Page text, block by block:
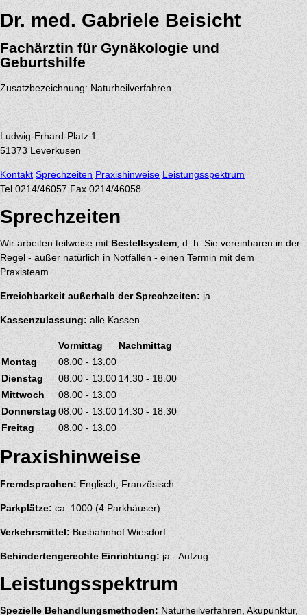
Dr. med. Gabriele Beisicht
Fachärztin für Gynäkologie und
Geburtshilfe
Zusatzbezeichnung: Naturheilverfahren
Ludwig-Erhard-Platz 1
51373 Leverkusen
Kontakt Sprechzeiten Praxishinweise Leistungsspektrum
Tel. 0214/46057 Fax 0214/46058
Sprechzeiten
Wir arbeiten teilweise mit Bestellsystem, d. h. Sie vereinbaren in der
Regel - außer natürlich in Notfällen - einen Termin mit dem
Praxisteam.
Erreichbarkeit außerhalb der Sprechzeiten: ja
Kassenzulassung: alle Kassen
Vormittag
Nachmittag
Montag
08.00 - 13.00
Dienstag
08.00 - 13.00 14.30 - 18.00
Mittwoch
08.00 - 13.00
Donnerstag 08.00 - 13.00 14.30 - 18.30
Freitag
08.00 - 13.00
Praxishinweise
Fremdsprachen: Englisch, Französisch
Parkplätze: ca. 1000 (4 Parkhäuser)
Verkehrsmittel: Busbahnhof Wiesdorf
Behindertengerechte Einrichtung: ja - Aufzug
Leistungsspektrum
Spezielle Behandlungsmethoden: Naturheilverfahren, Akupunktur,